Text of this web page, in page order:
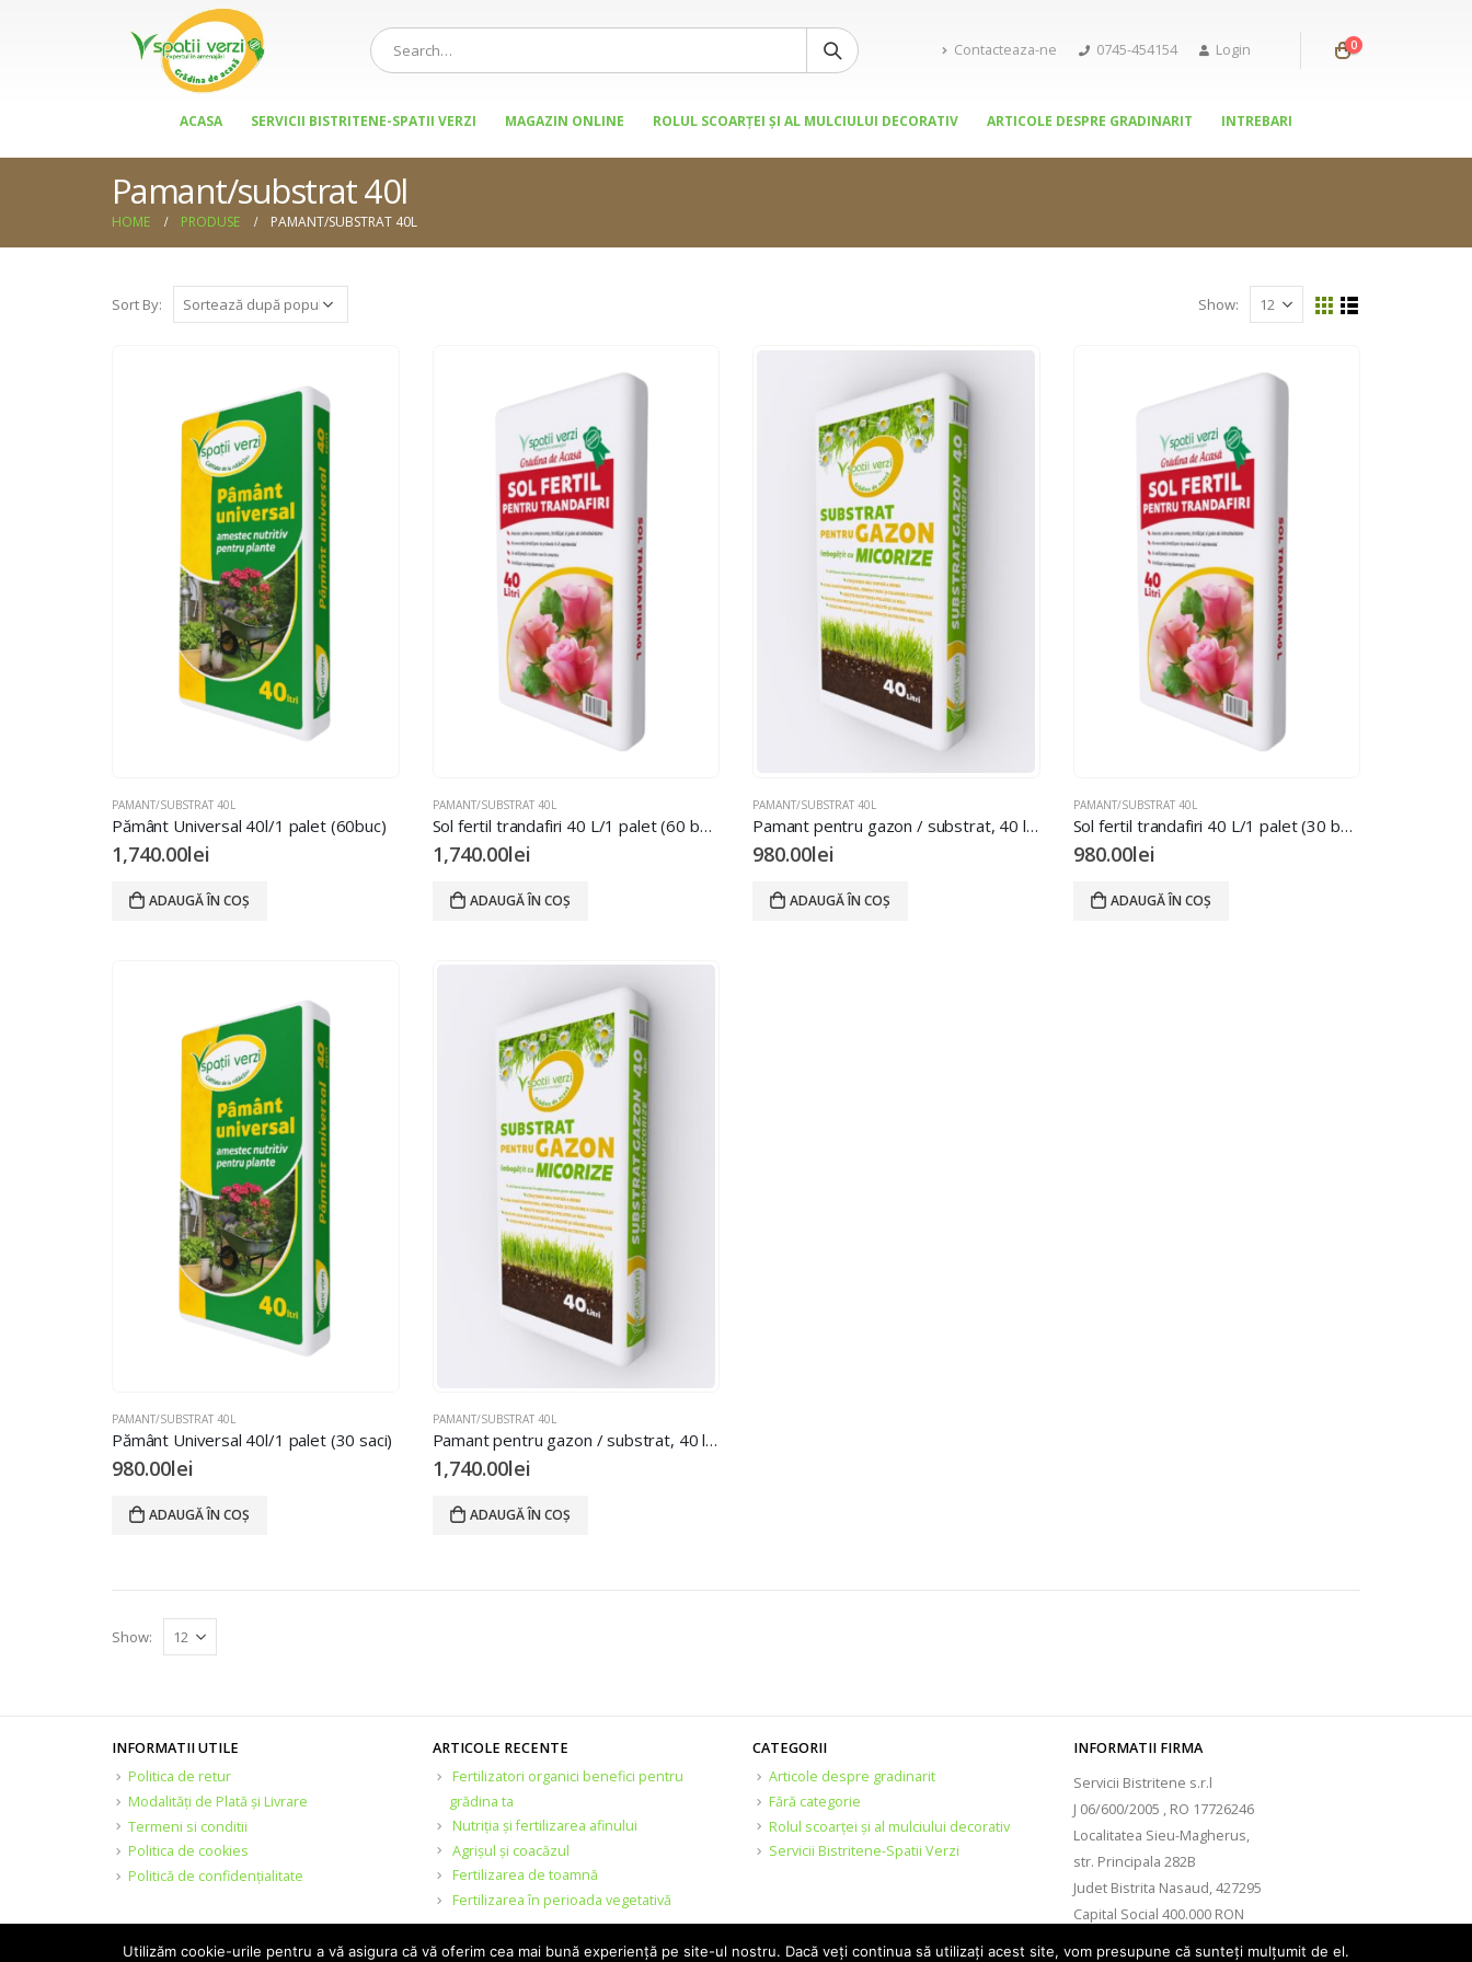
Contacteaza-ne 0745-454154 Login 0
ACASA SERVICII BISTRITENE-SPATII VERZI MAGAZIN ONLINE ROLUL SCOARȚEI ȘI AL MULCIULUI DECORATIV ARTICOLE DESPRE GRADINARIT INTREBARI
Pamant/substrat 40l
HOME PRODUSE PAMANT/SUBSTRAT 40L
Sort By: Show:
PAMANT/SUBSTRAT 40L
Pământ Universal 40l/1 palet (60buc)
1,740.00lei
ADAUGĂ ÎN COȘ
PAMANT/SUBSTRAT 40L
Sol fertil trandafiri 40 L/1 palet (60 buc)
1,740.00lei
ADAUGĂ ÎN COȘ
PAMANT/SUBSTRAT 40L
Pamant pentru gazon / substrat, 40 l, imbogatit cu micorize, 1palet(30 buc)
980.00lei
ADAUGĂ ÎN COȘ
PAMANT/SUBSTRAT 40L
Sol fertil trandafiri 40 L/1 palet (30 buc)
980.00lei
ADAUGĂ ÎN COȘ
PAMANT/SUBSTRAT 40L
Pământ Universal 40l/1 palet (30 saci)
980.00lei
ADAUGĂ ÎN COȘ
PAMANT/SUBSTRAT 40L
Pamant pentru gazon / substrat, 40 l, imbogatit cu micorize, 1palet(60 buc)
1,740.00lei
ADAUGĂ ÎN COȘ
Show:
INFORMATII UTILE
Politica de retur
Modalități de Plată și Livrare
Termeni si conditii
Politica de cookies
Politică de confidențialitate
ARTICOLE RECENTE
Fertilizatori organici benefici pentru
grădina ta
Nutriția și fertilizarea afinului
Agrișul și coacăzul
Fertilizarea de toamnă
Fertilizarea în perioada vegetativă
CATEGORII
Articole despre gradinarit
Fără categorie
Rolul scoarței și al mulciului decorativ
Servicii Bistritene-Spatii Verzi
INFORMATII FIRMA
Servicii Bistritene s.r.l
J 06/600/2005 , RO 17726246
Localitatea Sieu-Magherus,
str. Principala 282B
Judet Bistrita Nasaud, 427295
Capital Social 400.000 RON
Utilizăm cookie-urile pentru a vă asigura că vă oferim cea mai bună experiență pe site-ul nostru. Dacă veți continua să utilizați acest site, vom presupune că sunteți mulțumit de el.